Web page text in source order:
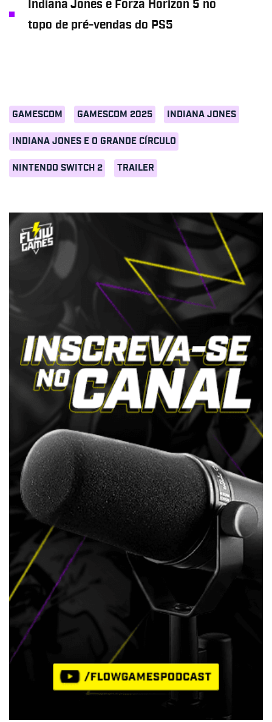
GAMESCOM GAMESCOM 2025 INDIANA JONES
INDIANA JONES E O GRANDE CÍRCULO
NINTENDO SWITCH 2 TRAILER
Indiana Jones e Forza Horizon 5 no
topo de pré-vendas do PS5